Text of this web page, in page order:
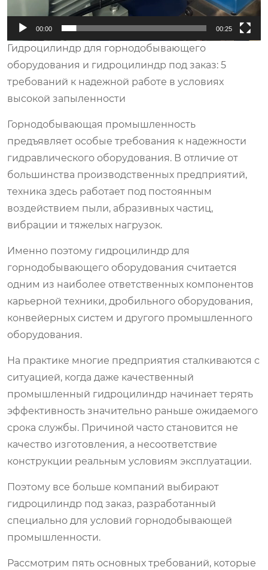
00:00 00:25
Гидроцилиндр для горнодобывающего
оборудования и гидроцилиндр под заказ: 5
требований к надежной работе в условиях
высокой запыленности
Горнодобывающая промышленность
предъявляет особые требования к надежности
гидравлического оборудования. В отличие от
большинства производственных предприятий,
техника здесь работает под постоянным
воздействием пыли, абразивных частиц,
вибрации и тяжелых нагрузок.
Именно поэтому гидроцилиндр для
горнодобывающего оборудования считается
одним из наиболее ответственных компонентов
карьерной техники, дробильного оборудования,
конвейерных систем и другого промышленного
оборудования.
На практике многие предприятия сталкиваются с
ситуацией, когда даже качественный
промышленный гидроцилиндр начинает терять
эффективность значительно раньше ожидаемого
срока службы. Причиной часто становится не
качество изготовления, а несоответствие
конструкции реальным условиям эксплуатации.
Поэтому все больше компаний выбирают
гидроцилиндр под заказ, разработанный
специально для условий горнодобывающей
промышленности.
Рассмотрим пять основных требований, которые